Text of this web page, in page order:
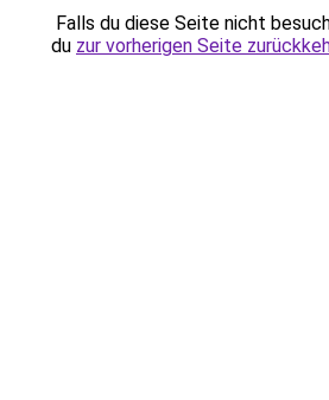
Falls du diese Seite nicht
du zur vorherigen Seite